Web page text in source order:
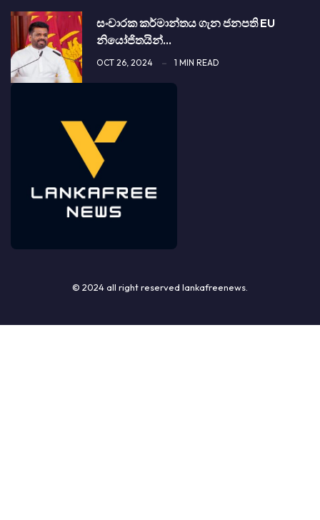
සංචාරක කර්මාන්තය ගැන ජනපති EU
නියෝජිතයින්…
OCT 26, 2024 1 MIN READ
© 2024 all right reserved lankafreenews.